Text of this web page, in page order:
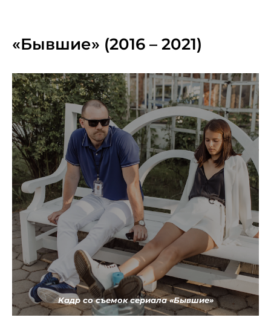
«Бывшие» (2016 – 2021)
Кадр со съемок сериала «Бывшие»